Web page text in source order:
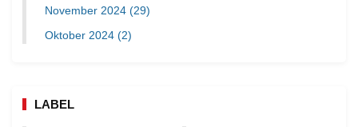
November 2024 (29)
Oktober 2024 (2)
LABEL